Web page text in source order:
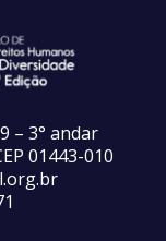
– 3° andar
01443-010